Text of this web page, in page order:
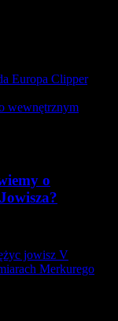
Europa Clipper,
o
jowisz V